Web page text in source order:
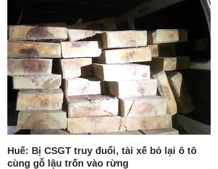
Huế: Bị CSGT truy đuổi, tài xế bỏ lại ô tô
cùng gỗ lậu trốn vào rừng